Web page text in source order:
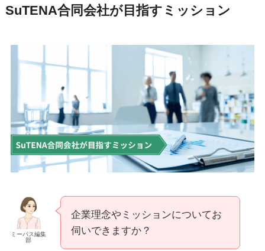
SuTENA合同会社が目指すミッション
ミーパス編集
部
企業理念やミッションについてお
伺いできますか？